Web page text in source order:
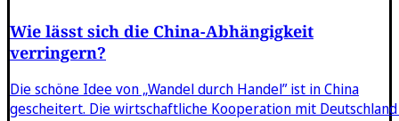
Wie lässt sich die China-Abhängigkeit
verringern?
Die schöne Idee von „Wandel durch Handel” ist in China
gescheitert. Die wirtschaftliche Kooperation mit Deutschland